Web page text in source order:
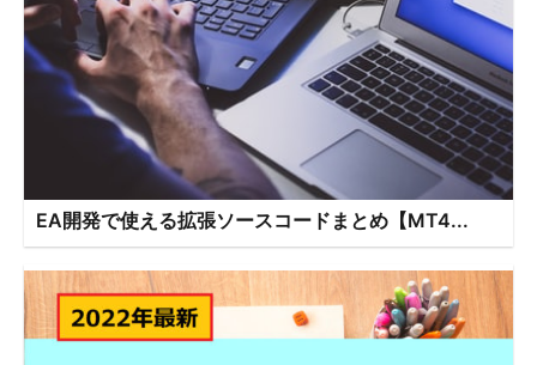
EA開発で使える拡張ソースコードまとめ【MT4...